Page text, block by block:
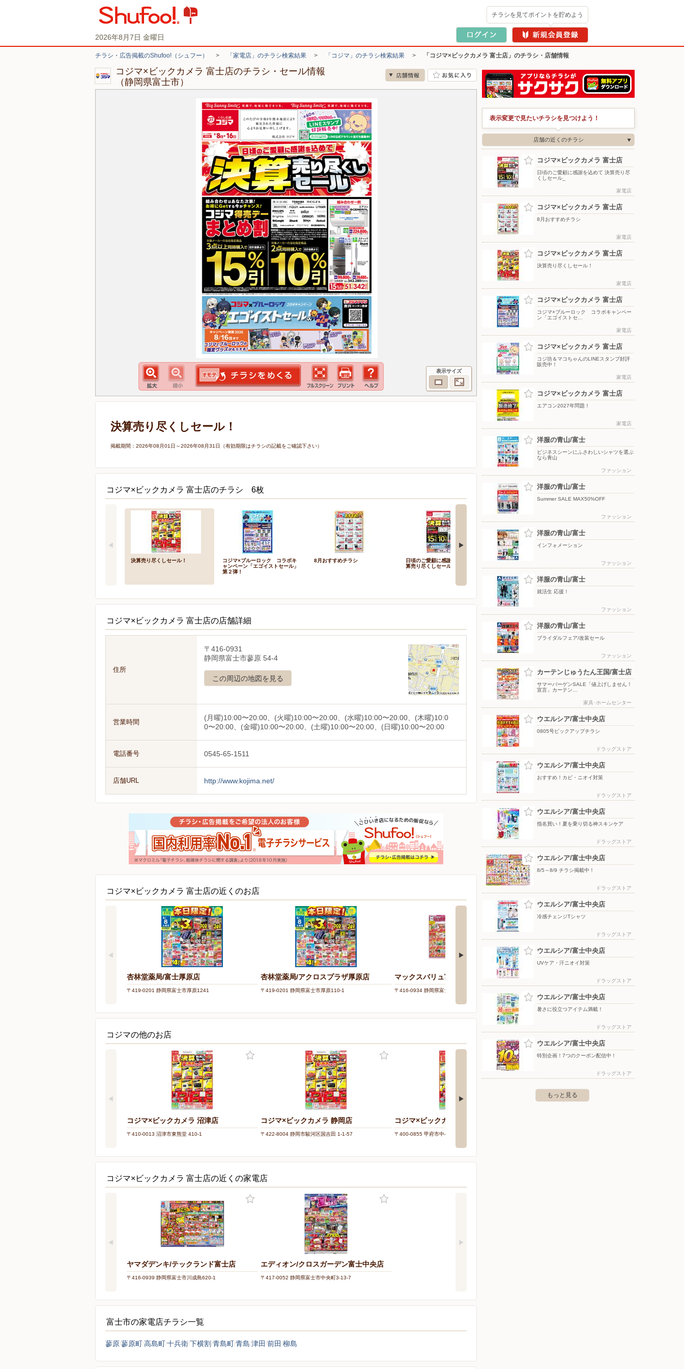
2026年8月7日 金曜日
チラシを見てポイントを貯めよう
チラシ・広告掲載のShufoo!（シュフー） > 「家電店」のチラシ検索結果 > 「コジマ」のチラシ検索結果 > 「コジマ×ビックカメラ 富士店」のチラシ・店舗情報
コジマ×ビックカメラ 富士店のチラシ・セール情報
（静岡県富士市）
表示サイズ
決算売り尽くしセール！
掲載期間：2026年08月01日～2026年08月31日（有効期限はチラシの記載をご確認下さい）
コジマ×ビックカメラ 富士店のチラシ 6枚
決算売り尽くしセール！
コジマ×ブルーロック コラボキ
ャンペーン「エゴイストセール」
第２弾！
8月おすすめチラシ
日頃のご愛顧に感謝を込めて 決
算売り尽くしセール_
コジ坊＆マコちゃんのLINEスタ
エアコン2027年問題！
コジマ×ビックカメラ 富士店の店舗詳細
住所
〒416-0931
静岡県富士市蓼原 54-4
この周辺の地図を見る
営業時間
(月曜)10:00〜20:00、(火曜)10:00〜20:00、(水曜)10:00〜20:00、(木曜)10:0
0〜20:00、(金曜)10:00〜20:00、(土曜)10:00〜20:00、(日曜)10:00〜20:00
電話番号 0545-65-1511
店舗URL http://www.kojima.net/
コジマ×ビックカメラ 富士店の近くのお店
杏林堂薬局/富士厚原店
〒419-0201 静岡県富士市厚原1241
杏林堂薬局/アクロスプラザ厚原店
〒419-0201 静岡県富士市厚原110-1
マックスバリュ富士南店
〒416-0934 静岡県富士市鮫島118-10
コジマの他のお店
コジマ×ビックカメラ 沼津店
〒410-0013 沼津市東熊堂 410-1
コジマ×ビックカメラ 静岡店
〒422-8004 静岡市駿河区国吉田 1-1-57
コジマ×ビックカメラ 甲府バイパス店
〒400-0855 甲府市中小河原 1-14-12
コジマ×ビックカメラ 富士店の近くの家電店
ヤマダデンキ/テックランド富士店
〒416-0939 静岡県富士市川成島620-1
エディオン/クロスガーデン富士中央店
〒417-0052 静岡県富士市中央町3-13-7
富士市の家電店チラシ一覧
蓼原蓼原町高島町十兵衛下横割 青島町青島 津田 前田 柳島
表示変更で見たいチラシを見つけよう！
店舗の近くのチラシ
コジマ×ビックカメラ 富士店
日頃のご愛顧に感謝を込めて 決算売り尽
くしセール_
家電店
コジマ×ビックカメラ 富士店
8月おすすめチラシ
家電店
コジマ×ビックカメラ 富士店
決算売り尽くしセール！
家電店
コジマ×ビックカメラ 富士店
コジマ×ブルーロック コラボキャンペー
ン「エゴイストセ…
家電店
コジマ×ビックカメラ 富士店
コジ坊＆マコちゃんのLINEスタンプ好評
販売中！
家電店
コジマ×ビックカメラ 富士店
エアコン2027年問題！
家電店
洋服の青山/富士
ビジネスシーンにふさわしいシャツを選ぶ
なら青山
ファッション
洋服の青山/富士
Summer SALE MAX50%OFF
ファッション
洋服の青山/富士
インフォメーション
ファッション
洋服の青山/富士
就活生 応援！
ファッション
洋服の青山/富士
ブライダルフェア/改装セール
ファッション
カーテンじゅうたん王国/富士店
サマーバーゲンSALE「値上げしません！
宣言」カーテン…
家具･ホームセンター
ウエルシア/富士中央店
0805号ピックアップチラシ
ドラッグストア
ウエルシア/富士中央店
おすすめ！カビ・ニオイ対策
ドラッグストア
ウエルシア/富士中央店
指名買い！夏を乗り切る神スキンケア
ドラッグストア
ウエルシア/富士中央店
8/5～8/9 チラシ掲載中！
ドラッグストア
ウエルシア/富士中央店
冷感チェンジTシャツ
ドラッグストア
ウエルシア/富士中央店
UVケア・汗ニオイ対策
ドラッグストア
ウエルシア/富士中央店
暑さに役立つアイテム満載！
ドラッグストア
ウエルシア/富士中央店
特別企画！7つのクーポン配信中！
ドラッグストア
もっと見る